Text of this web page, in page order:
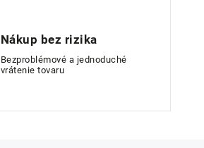
Nákup bez rizika
Bezproblémové a jednoduché
vrátenie tovaru